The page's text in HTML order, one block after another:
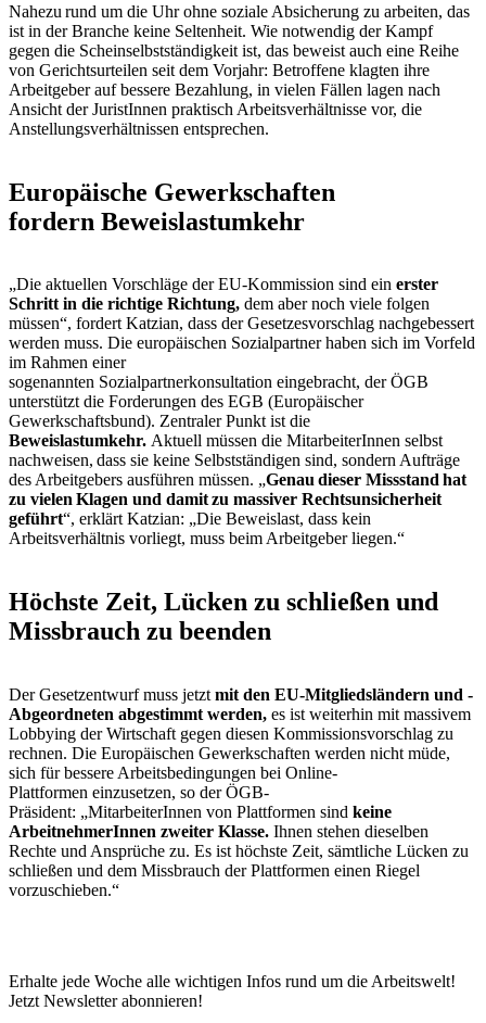
Nahezu rund um die Uhr ohne soziale Absicherung zu arbeiten, das
ist in der Branche keine Seltenheit. Wie notwendig der Kampf
gegen die Scheinselbstständigkeit ist, das beweist auch eine Reihe
von Gerichtsurteilen seit dem Vorjahr: Betroffene klagten ihre
Arbeitgeber auf bessere Bezahlung, in vielen Fällen lagen nach
Ansicht der JuristInnen praktisch Arbeitsverhältnisse vor, die
Anstellungsverhältnissen entsprechen.
Europäische Gewerkschaften
fordern Beweislastumkehr
„Die aktuellen Vorschläge der EU-Kommission sind ein erster
Schritt in die richtige Richtung, dem aber noch viele folgen
müssen“, fordert Katzian, dass der Gesetzesvorschlag nachgebessert
werden muss. Die europäischen Sozialpartner haben sich im Vorfeld
im Rahmen einer
sogenannten Sozialpartnerkonsultation eingebracht, der ÖGB
unterstützt die Forderungen des EGB (Europäischer
Gewerkschaftsbund). Zentraler Punkt ist die
Beweislastumkehr. Aktuell müssen die MitarbeiterInnen selbst
nachweisen, dass sie keine Selbstständigen sind, sondern Aufträge
des Arbeitgebers ausführen müssen. „Genau dieser Missstand hat
zu vielen Klagen und damit zu massiver Rechtsunsicherheit
geführt“, erklärt Katzian: „Die Beweislast, dass kein
Arbeitsverhältnis vorliegt, muss beim Arbeitgeber liegen.“
Höchste Zeit, Lücken zu schließen und
Missbrauch zu beenden
Der Gesetzentwurf muss jetzt mit den EU-Mitgliedsländern und -
Abgeordneten abgestimmt werden, es ist weiterhin mit massivem
Lobbying der Wirtschaft gegen diesen Kommissionsvorschlag zu
rechnen. Die Europäischen Gewerkschaften werden nicht müde,
sich für bessere Arbeitsbedingungen bei Online-
Plattformen einzusetzen, so der ÖGB-
Präsident: „MitarbeiterInnen von Plattformen sind keine
ArbeitnehmerInnen zweiter Klasse. Ihnen stehen dieselben
Rechte und Ansprüche zu. Es ist höchste Zeit, sämtliche Lücken zu
schließen und dem Missbrauch der Plattformen einen Riegel
vorzuschieben.“
Erhalte jede Woche alle wichtigen Infos rund um die Arbeitswelt!
Jetzt Newsletter abonnieren!